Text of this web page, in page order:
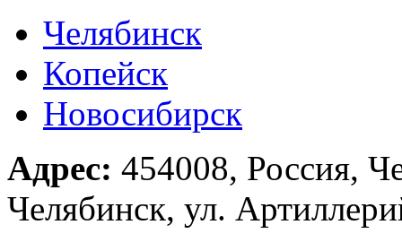
Челябинск
Копейск
Новосибирск
Адрес: 454008, Россия,
Челябинск, ул.